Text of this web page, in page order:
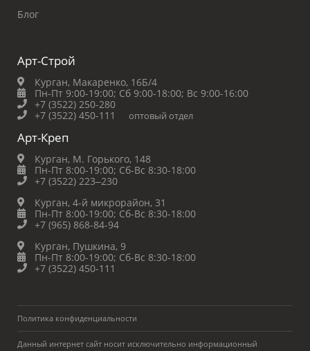
Блог
Арт-Строй
Курган, Макаренко, 16Б/4
Пн-Пт 9:00-19:00; Сб 9:00-18:00; Вс 9:00-16:00
+7 (3522) 250-280
+7 (3522) 450-111
оптовый отдел
Арт-Креп
Курган, М. Горького, 148
Пн-Пт 8:00-19:00; Сб-Вс 8:30-18:00
+7 (3522) 223‒230
Курган, 4-й микрорайон, 31
Пн-Пт 8:00-19:00; Сб-Вс 8:30-18:00
+7 (965) 868-84-94
Курган, Пушкина, 9
Пн-Пт 8:00-19:00; Сб-Вс 8:30-18:00
+7 (3522) 450-111
Политика конфиденциальности
Данный интернет сайт носит исключительно информационный